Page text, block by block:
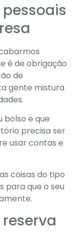
é de obrigação
de
gente mistura
bolso e que
precisa ser
usar contas e
coisas do tipo
para que o seu